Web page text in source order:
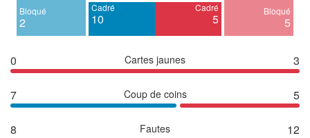
Bloqué
2
Cadré
10
Cadré
5
Bloqué
5
0 Cartes jaunes 3
7 Coup de coins 5
8 Fautes 12